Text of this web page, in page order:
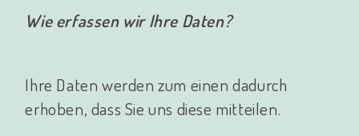
Wie erfassen wir Ihre Daten?
Ihre Daten werden zum einen dadurch
erhoben, dass Sie uns diese mitteilen.